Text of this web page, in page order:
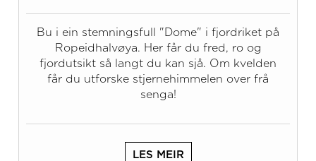
Bu i ein stemningsfull "Dome" i fjordriket på
Ropeidhalvøya. Her får du fred, ro og
fjordutsikt så langt du kan sjå. Om kvelden
får du utforske stjernehimmelen over frå
senga!
LES MEIR